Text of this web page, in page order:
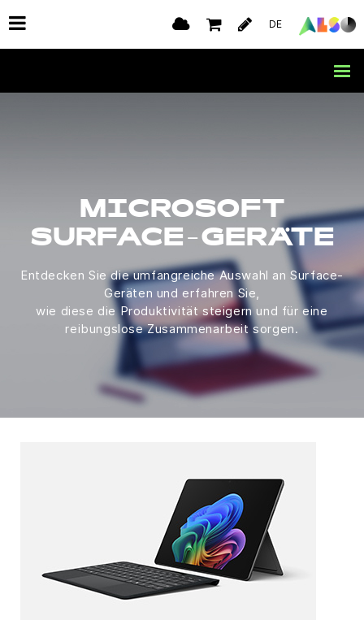
DE
MICROSOFT
SURFACE-GERÄTE
Entdecken Sie die umfangreiche Auswahl an Surface-
Geräten und erfahren Sie,
wie diese die Produktivität steigern und für eine
reibungslose Zusammenarbeit sorgen.